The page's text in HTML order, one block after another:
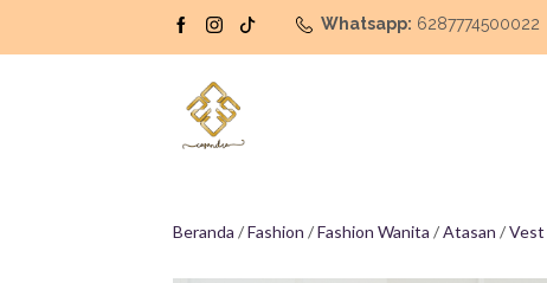
Whatsapp: 6287774500022
Beranda /Fashion /Fashion Wanita /Atasan /Vest